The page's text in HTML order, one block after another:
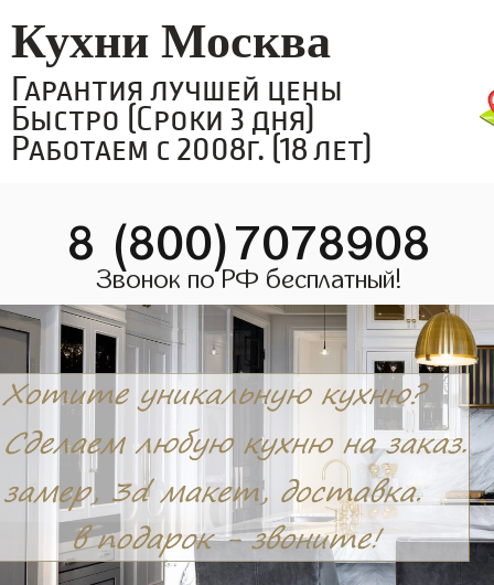
Кухни Москва
Гарантия лучшей цены
Быстро (Сроки 3 дня)
Работаем с 2008г. (18 лет)
8 (800)7078908
Звонок по РФ бесплатный!